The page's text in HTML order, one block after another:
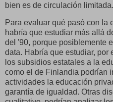
bien es de circulación limitada.
Para evaluar qué pasó con la
habría que estudiar más allá
del '90, porque posiblemente
data. Habría que estudiar, por
los subsidios estatales a la
como el de Finlandia podrían
actividades la educación
garantía de igualdad. Otras